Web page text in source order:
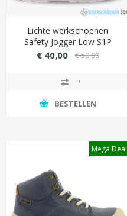
Lichte werkschoenen
Safety Jogger Low S1P
met 3D-Mesh
€ 40,00 € 50,00
BESTELLEN
Mega Deal